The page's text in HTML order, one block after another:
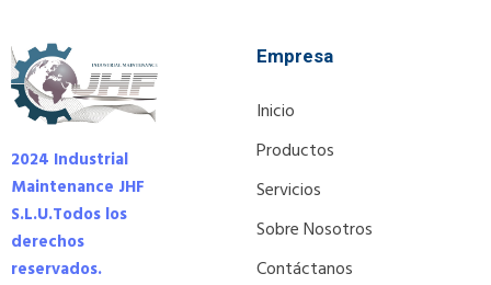
2024 Industrial
Maintenance JHF
S.L.U.Todos los
derechos
reservados.
Empresa
Inicio
Productos
Servicios
Sobre Nosotros
Contáctanos